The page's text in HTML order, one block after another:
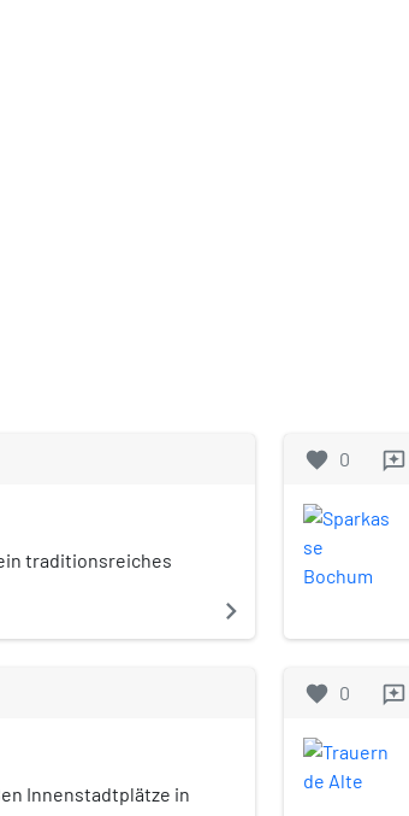
traditionsreiches
navigate_next
Innenstadtplätze in
favorite 0 reviews
favorite 0 reviews